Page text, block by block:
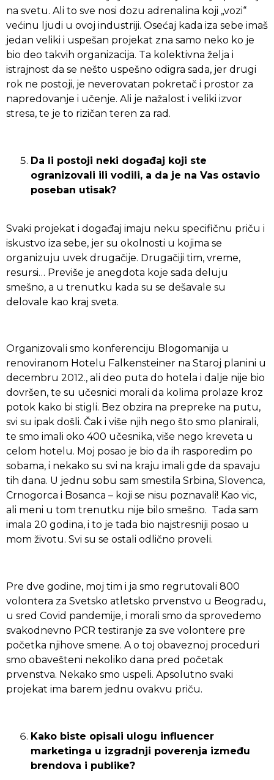
na svetu. Ali to sve nosi dozu adrenalina koji „vozi“
većinu ljudi u ovoj industriji. Osećaj kada iza sebe imaš
jedan veliki i uspešan projekat zna samo neko ko je
bio deo takvih organizacija. Ta kolektivna želja i
istrajnost da se nešto uspešno odigra sada, jer drugi
rok ne postoji, je neverovatan pokretač i prostor za
napredovanje i učenje. Ali je nažalost i veliki izvor
stresa, te je to rizičan teren za rad.
Da li postoji neki događaj koji ste
ogranizovali ili vodili, a da je na Vas ostavio
poseban utisak?
Svaki projekat i događaj imaju neku specifičnu priču i
iskustvo iza sebe, jer su okolnosti u kojima se
organizuju uvek drugačije. Drugačiji tim, vreme,
resursi… Previše je anegdota koje sada deluju
smešno, a u trenutku kada su se dešavale su
delovale kao kraj sveta.
Organizovali smo konferenciju Blogomanija u
renoviranom Hotelu Falkensteiner na Staroj planini u
decembru 2012., ali deo puta do hotela i dalje nije bio
dovršen, te su učesnici morali da kolima prolaze kroz
potok kako bi stigli. Bez obzira na prepreke na putu,
svi su ipak došli. Čak i više njih nego što smo planirali,
te smo imali oko 400 učesnika, više nego kreveta u
celom hotelu. Moj posao je bio da ih rasporedim po
sobama, i nekako su svi na kraju imali gde da spavaju
tih dana. U jednu sobu sam smestila Srbina, Slovenca,
Crnogorca i Bosanca – koji se nisu poznavali! Kao vic,
ali meni u tom trenutku nije bilo smešno. Tada sam
imala 20 godina, i to je tada bio najstresniji posao u
mom životu. Svi su se ostali odlično proveli.
Pre dve godine, moj tim i ja smo regrutovali 800
volontera za Svetsko atletsko prvenstvo u Beogradu,
u sred Covid pandemije, i morali smo da sprovedemo
svakodnevno PCR testiranje za sve volontere pre
početka njihove smene. A o toj obaveznoj proceduri
smo obavešteni nekoliko dana pred početak
prvenstva. Nekako smo uspeli. Apsolutno svaki
projekat ima barem jednu ovakvu priču.
Kako biste opisali ulogu influencer
marketinga u izgradnji poverenja između
brendova i publike?